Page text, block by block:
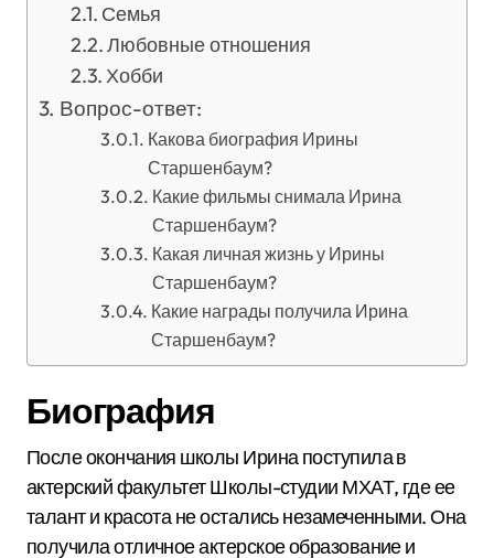
Семья
Любовные отношения
Хобби
Вопрос-ответ:
Какова биография Ирины
Старшенбаум?
Какие фильмы снимала Ирина
Старшенбаум?
Какая личная жизнь у Ирины
Старшенбаум?
Какие награды получила Ирина
Старшенбаум?
Биография
После окончания школы Ирина поступила в
актерский факультет Школы-студии МХАТ, где ее
талант и красота не остались незамеченными. Она
получила отличное актерское образование и